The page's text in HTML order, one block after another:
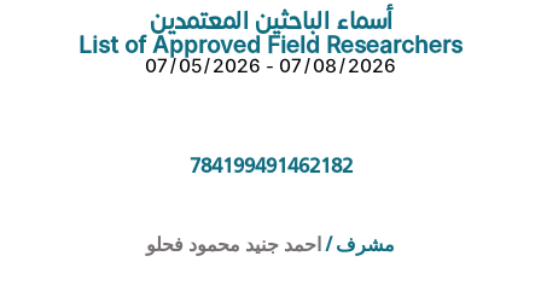
أسماء الباحثين المعتمدين
List of Approved Field Researchers
07/05/2026 - 07/08/2026
784199491462182
مشرف/احمد جنيد محمود فحلو